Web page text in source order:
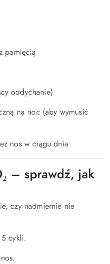
pamięcią
oddychanie)
na noc (aby wymusić
nos w ciągu dnia
– sprawdź, jak
czy nadmiernie nie
cykli.